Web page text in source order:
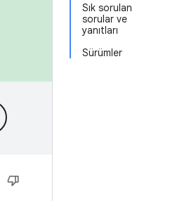
Sık sorulan
sorular ve
yanıtları
Sürümler